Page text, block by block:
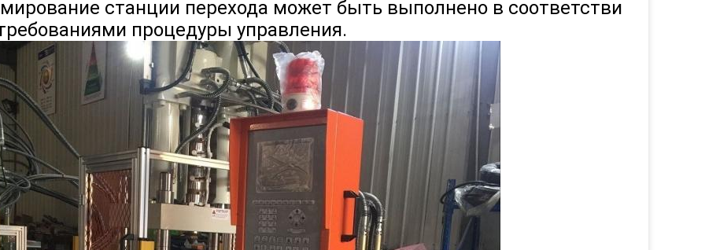
станции перехода может быть выполнено в соответстви
процедуры управления.